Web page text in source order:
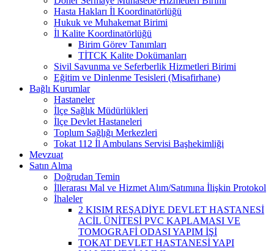
Hasta Hakları İl Koordinatörlüğü
Hukuk ve Muhakemat Birimi
İl Kalite Koordinatörlüğü
Birim Görev Tanımları
TİTCK Kalite Dokümanları
Sivil Savunma ve Seferberlik Hizmetleri Birimi
Eğitim ve Dinlenme Tesisleri (Misafirhane)
Bağlı Kurumlar
Hastaneler
İlçe Sağlık Müdürlükleri
İlçe Devlet Hastaneleri
Toplum Sağlığı Merkezleri
Tokat 112 İl Ambulans Servisi Başhekimliği
Mevzuat
Satın Alma
Doğrudan Temin
İllerarası Mal ve Hizmet Alım/Satımına İlişkin Protokol
İhaleler
2 KISIM REŞADİYE DEVLET HASTANESİ
ACİL ÜNİTESİ PVC KAPLAMASI VE
TOMOGRAFİ ODASI YAPIM İŞİ
TOKAT DEVLET HASTANESİ YAPI